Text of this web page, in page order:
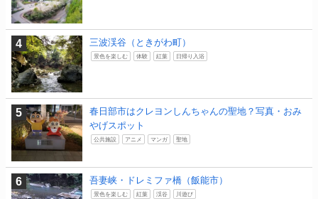
三波渓谷（ときがわ町）
景色を楽しむ 体験 紅葉 日帰り入浴
春日部市はクレヨンしんちゃんの聖地？写真・おみ
やげスポット
公共施設 アニメ マンガ 聖地
吾妻峡・ドレミファ橋（飯能市）
景色を楽しむ 紅葉 渓谷 川遊び